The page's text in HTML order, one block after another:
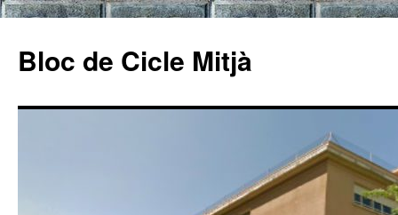
Bloc de Cicle Mitjà